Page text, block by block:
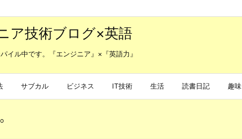
ア技術ブログ×英語
イル中です。『エンジニア』×『英語力』
サブカル ビジネス IT技術 生活 読書日記 趣味